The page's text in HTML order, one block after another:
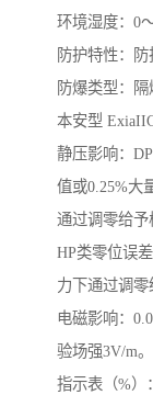
环境湿度：0
防护特性：
防爆类型：
本安型
静压影响：
值或0.25%大
通过调零给予
HP类零位误
力下通过调零
电磁影响：
验场强3V/m。
指示表（%）